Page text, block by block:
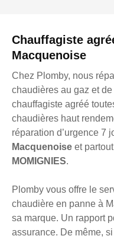
Chauffagiste
Macquenoise
Chez Plomby, nous
chaudières au gaz et
chauffagiste agréé
chaudières haut
réparation d’urgence 7
Macquenoise et
MOMIGNIES.
Plomby vous offre le
chaudière en panne à
sa marque. Un rapport
assurance. De même,